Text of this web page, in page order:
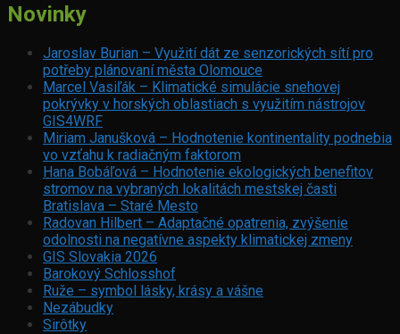
Novinky
Jaroslav Burian – Využití dát ze senzorických sítí pro
potřeby plánovaní města Olomouce
Marcel Vasiľák – Klimatické simulácie snehovej
pokrývky v horských oblastiach s využitím nástrojov
GIS4WRF
Miriam Janušková – Hodnotenie kontinentality podnebia
vo vzťahu k radiačným faktorom
Hana Bobáľová – Hodnotenie ekologických benefitov
stromov na vybraných lokalitách mestskej časti
Bratislava – Staré Mesto
Radovan Hilbert – Adaptačné opatrenia, zvýšenie
odolnosti na negatívne aspekty klimatickej zmeny
GIS Slovakia 2026
Barokový Schlosshof
Ruže – symbol lásky, krásy a vášne
Nezábudky
Sirôtky